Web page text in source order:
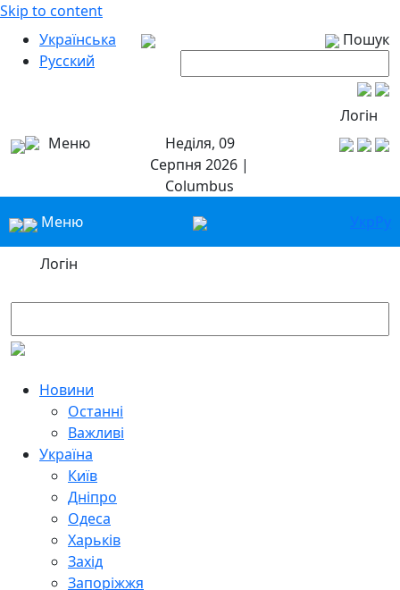
Skip to content
Українська
Русский
Пошук
Логін
Меню
Неділя, 09
Серпня 2026 |
Columbus
Меню
УкрРу
Логін
Новини
Останні
Важливі
Україна
Київ
Дніпро
Одеса
Харьків
Захід
Запоріжжя